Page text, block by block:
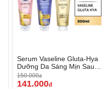
Serum Vaseline Gluta-Hya
Dưỡng Da Sáng Mịn Sau 7
Ngày
150.000đ
141.000đ